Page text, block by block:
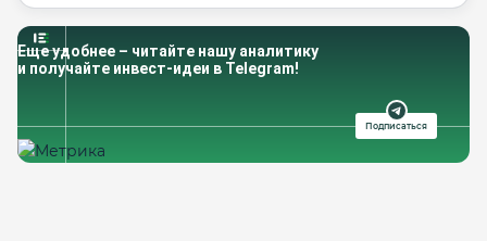
Еще удобнее – читайте нашу аналитику
и получайте инвест-идеи в Telegram!
Подписаться